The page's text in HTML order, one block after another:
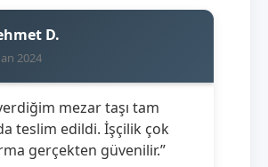
D.
2024
mezar taşı tam
teslim edildi. İşçilik çok
gerçekten güvenilir.”